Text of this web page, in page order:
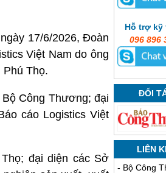
17/6/2026, Đoàn
Việt Nam do ông
Thọ.
Công Thương; đại
cáo Logistics Việt
đại diện các Sở
Hỗ trợ kỹ
096 896
ĐỐI
LIÊN
- Bộ Công